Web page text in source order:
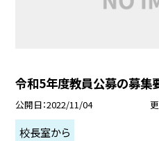
令和5年度教員公募の募集
公開日 2022/11/04
校長室から